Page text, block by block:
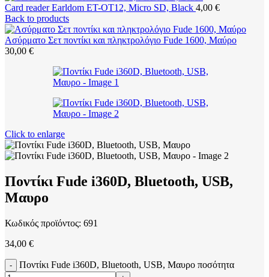
Card reader Earldom ET-OT12, Micro SD, Black 4,00 €
Back to products
Ασύρματο Σετ ποντίκι και πληκτρολόγιο Fude 1600, Μαύρο
30,00 €
Click to enlarge
Ποντίκι Fude i360D, Bluetooth, USB,
Μαυρο
Κωδικός προϊόντος: 691
34,00 €
Ποντίκι Fude i360D, Bluetooth, USB, Μαυρο ποσότητα